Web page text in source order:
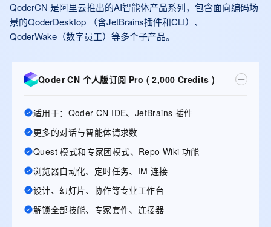
QoderCN 是阿里云推出的AI智能体产品系列，包含面向编码场
景的QoderDesktop （含JetBrains插件和CLI）、
QoderWake（数字员工）等多个子产品。
Qoder CN 个人版订阅 Pro ( 2,000 Credits )
适用于：Qoder CN IDE、JetBrains 插件
更多的对话与智能体请求数
Quest 模式和专家团模式、Repo Wiki 功能
浏览器自动化、定时任务、IM 连接
设计、幻灯片、协作等专业工作台
解锁全部技能、专家套件、连接器